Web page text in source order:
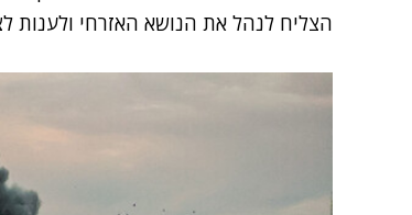
הצליח לנהל את הנושא האזרחי ולענות